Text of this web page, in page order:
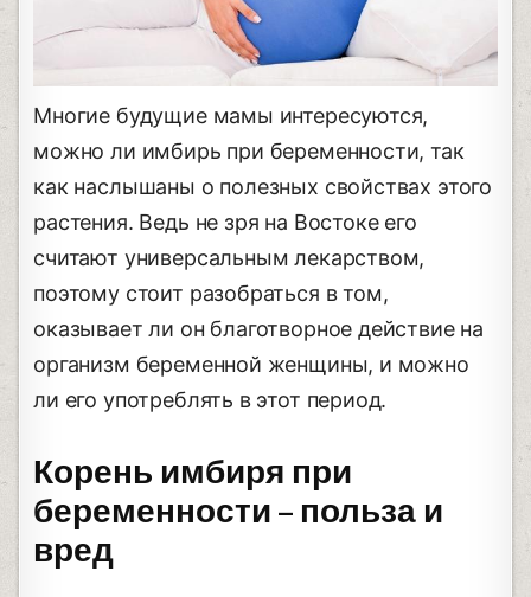
Многие будущие мамы интересуются,
можно ли имбирь при беременности, так
как наслышаны о полезных свойствах этого
растения. Ведь не зря на Востоке его
считают универсальным лекарством,
поэтому стоит разобраться в том,
оказывает ли он благотворное действие на
организм беременной женщины, и можно
ли его употреблять в этот период.
Корень имбиря при
беременности – польза и
вред